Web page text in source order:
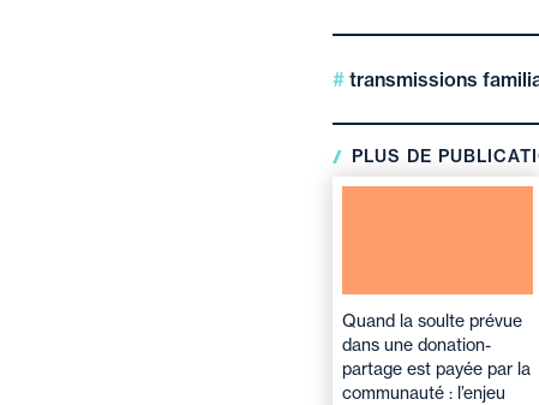
transmissions
PLUS DE
Quand la soulte prévue
dans une donation-
partage est payée par la
communauté : l’enjeu